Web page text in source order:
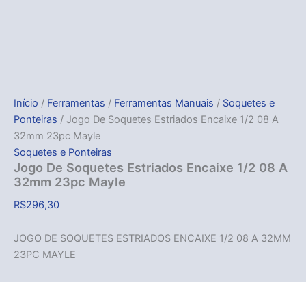
Início / Ferramentas / Ferramentas Manuais / Soquetes e
Ponteiras / Jogo De Soquetes Estriados Encaixe 1/2 08 A
32mm 23pc Mayle
Soquetes e Ponteiras
Jogo De Soquetes Estriados Encaixe 1/2 08 A
32mm 23pc Mayle
R$296,30
JOGO DE SOQUETES ESTRIADOS ENCAIXE 1/2 08 A 32MM
23PC MAYLE